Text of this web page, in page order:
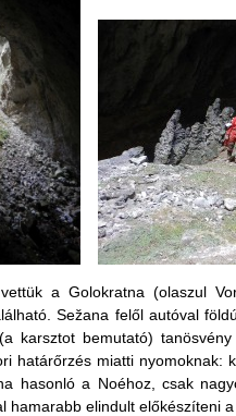
a Golokratna (olaszul
Sežana felől autóval
karsztot bemutató)
határőrzés miatti nyomoknak:
hasonló a Noéhoz, csak
hamarabb elindult előkészíteni